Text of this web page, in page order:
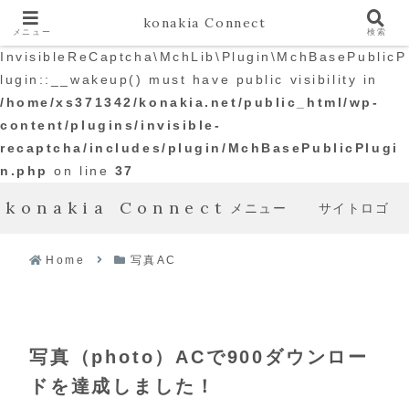
Warning
InvisibleReCaptcha\MchLib\Plugin\MchBasePublicP
lugin::__wakeup() must have public visibility in
/home/xs371342/konakia.net/public_html/wp-
content/plugins/invisible-
recaptcha/includes/plugin/MchBasePublicPlugi
n.php
on line 37
konakia Connect メニュー サイトロゴ
Home 写真AC
写真（photo）ACで900ダウンロー
ドを達成しました！
メニュー konakia Connect 検索